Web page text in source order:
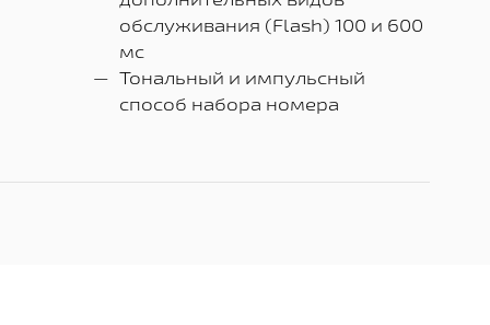
обслуживания (Flash) 100 и 600
мс
Тональный и импульсный
способ набора номера